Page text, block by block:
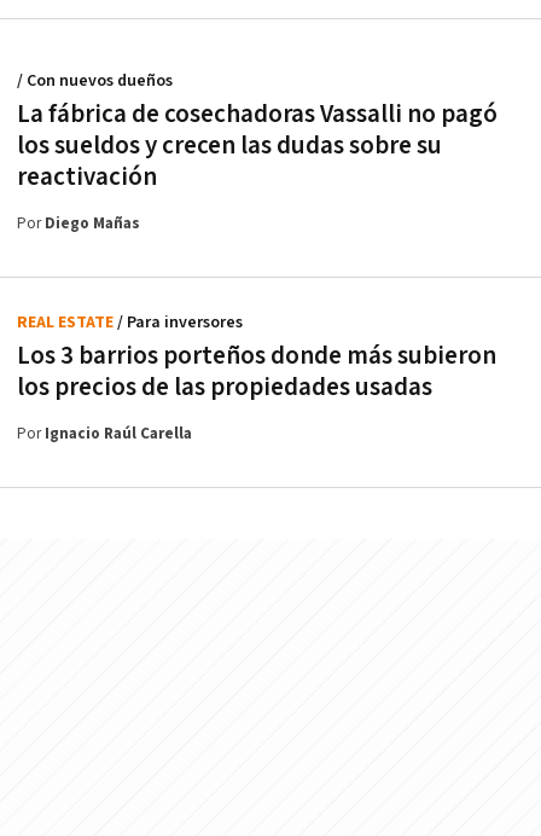
La fábrica de cosechadoras Vassalli no pagó
los sueldos y crecen las dudas sobre su
reactivación
/ Con nuevos dueños
PorDiego Mañas
Los 3 barrios porteños donde más subieron
los precios de las propiedades usadas
REAL ESTATE/ Para inversores
PorIgnacio Raúl Carella